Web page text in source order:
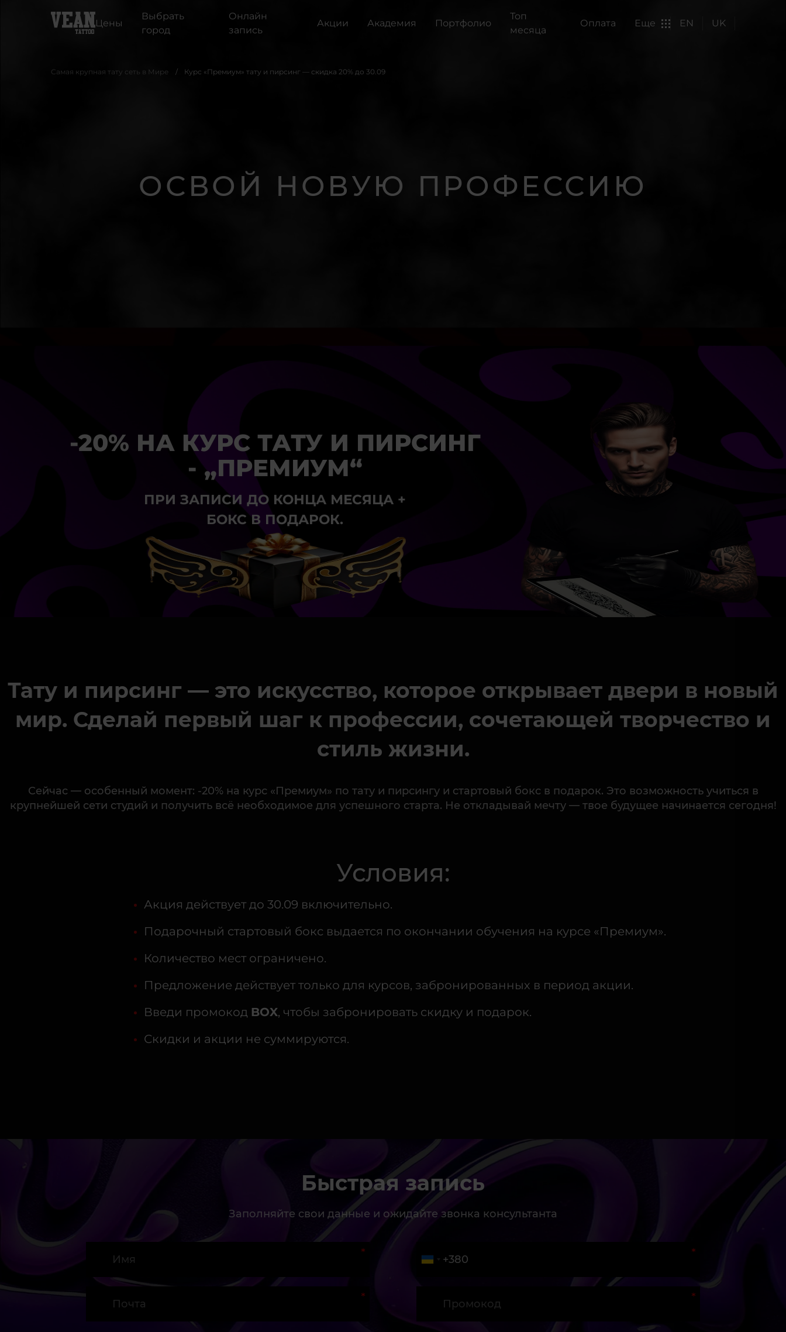
Цены
Выбрать
город
Онлайн
запись
Акции Академия Портфолио
Топ
месяца
Оплата Еще EN UK
Самая крупная тату сеть в Мире Курс «Премиум» тату и пирсинг — скидка 20% до 30.09
ОСВОЙ НОВУЮ ПРОФЕССИЮ
-20% НА КУРС ТАТУ И ПИРСИНГ
- „ПРЕМИУМ“
ПРИ ЗАПИСИ ДО КОНЦА МЕСЯЦА +
БОКС В ПОДАРОК.
Тату и пирсинг — это искусство, которое открывает двери в новый
мир. Сделай первый шаг к профессии, сочетающей творчество и
стиль жизни.
Сейчас — особенный момент: -20% на курс «Премиум» по тату и пирсингу и стартовый бокс в подарок. Это возможность учиться в
крупнейшей сети студий и получить всё необходимое для успешного старта. Не откладывай мечту — твое будущее начинается сегодня!
Условия:
Акция действует до 30.09 включительно.
Подарочный стартовый бокс выдается по окончании обучения на курсе «Премиум».
Количество мест ограничено.
Предложение действует только для курсов, забронированных в период акции.
Введи промокод BOX, чтобы забронировать скидку и подарок.
Скидки и акции не суммируются.
Быстрая запись
Заполняйте свои данные и ожидайте звонка консультанта